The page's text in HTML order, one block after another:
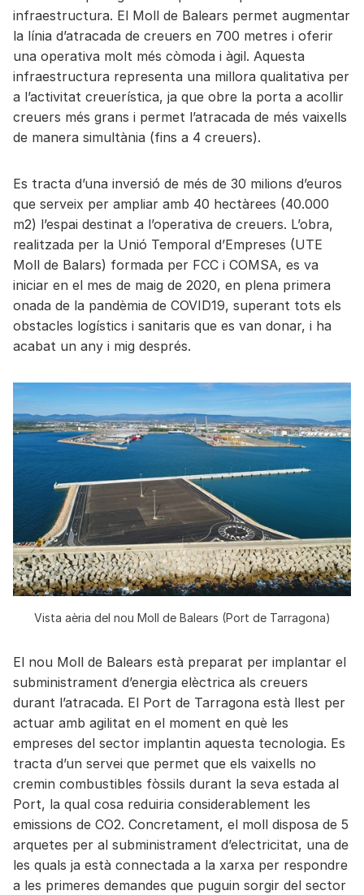
infraestructura. El Moll de Balears permet augmentar
la línia d’atracada de creuers en 700 metres i oferir
una operativa molt més còmoda i àgil. Aquesta
infraestructura representa una millora qualitativa per
a l’activitat creuerística, ja que obre la porta a acollir
creuers més grans i permet l’atracada de més vaixells
de manera simultània (fins a 4 creuers).
Es tracta d’una inversió de més de 30 milions d’euros
que serveix per ampliar amb 40 hectàrees (40.000
m2) l’espai destinat a l’operativa de creuers. L’obra,
realitzada per la Unió Temporal d’Empreses (UTE
Moll de Balars) formada per FCC i COMSA, es va
iniciar en el mes de maig de 2020, en plena primera
onada de la pandèmia de COVID19, superant tots els
obstacles logístics i sanitaris que es van donar, i ha
acabat un any i mig després.
Vista aèria del nou Moll de Balears (Port de Tarragona)
El nou Moll de Balears està preparat per implantar el
subministrament d’energia elèctrica als creuers
durant l’atracada. El Port de Tarragona està llest per
actuar amb agilitat en el moment en què les
empreses del sector implantin aquesta tecnologia. Es
tracta d’un servei que permet que els vaixells no
cremin combustibles fòssils durant la seva estada al
Port, la qual cosa reduiria considerablement les
emissions de CO2. Concretament, el moll disposa de 5
arquetes per al subministrament d’electricitat, una de
les quals ja està connectada a la xarxa per respondre
a les primeres demandes que puguin sorgir del sector